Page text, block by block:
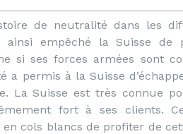
de neutralité dans les
ainsi empêché la Suisse de
si ses forces armées sont
a permis à la Suisse
La Suisse est très connue
fort à ses clients.
cols blancs de profiter de